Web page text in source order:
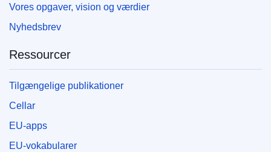
Vores opgaver, vision og værdier
Nyhedsbrev
Ressourcer
Tilgængelige publikationer
Cellar
EU-apps
EU-vokabularer